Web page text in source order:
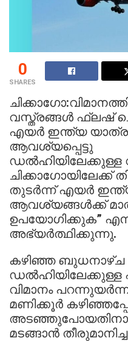
0
SHARES
വസ്ത്രങ്ങൾ ഫ്ലഷ്
എയർ ഇന്ത്യ
ആവശ്യപ്പെട്ടു
ഡൽഹിയിലേക്കുള്ള
ചിക്കാഗോയിലേക്ക്
തുടർന്ന് എയർ ഇന്ത്യ
ആവശ്യങ്ങൾക്ക്
ഉപയോഗിക്കുക”
അഭ്യർത്ഥിക്കുന്നു.
കഴിഞ്ഞ ബുധനാഴ്ച
ഡൽഹിയിലേക്കുള്ള
വിമാനം
മണിക്കൂർ
അടഞ്ഞുപോയതിനാൽ
മടങ്ങാൻ